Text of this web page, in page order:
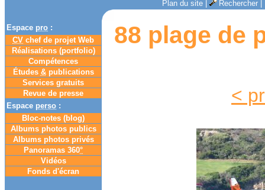
Plan du site| Rechercher|
Espace pro :
CV chef de projet Web
Réalisations (portfolio)
Compétences
Études &publications
Services gratuits
Revue de presse
Espace perso :
Bloc-notes (blog)
Albums photos publics
Albums photos privés
Panoramas 360°
Vidéos
Fonds d'écran
88 plage de
<